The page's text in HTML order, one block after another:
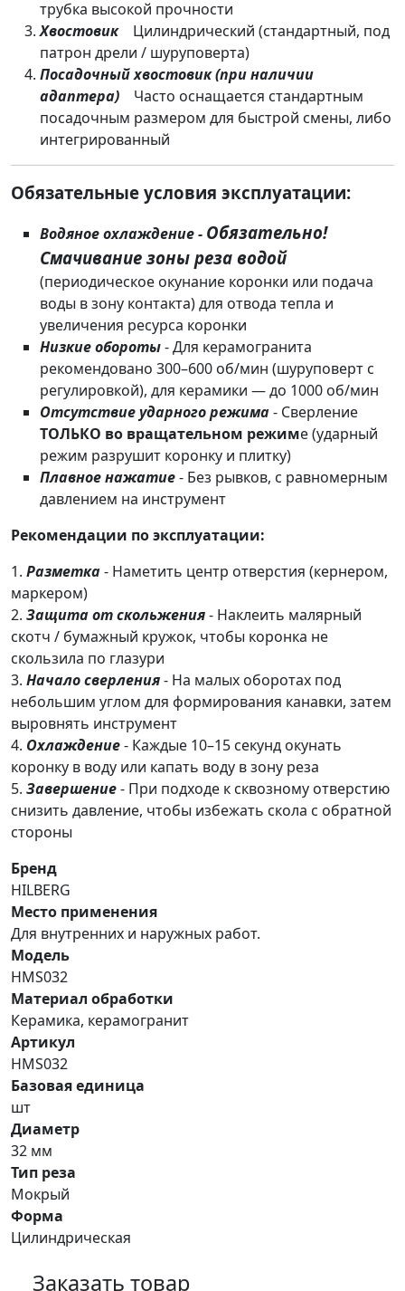
трубка высокой прочности
ХвостовикЦилиндрический (стандартный, под
патрон дрели / шуруповерта)
Посадочный хвостовик (при наличии
адаптера) Часто оснащается стандартным
посадочным размером для быстрой смены, либо
интегрированный
Обязательные условия эксплуатации:
Водяное охлаждение - Обязательно!
Смачивание зоны реза водой
(периодическое окунание коронки или подача
воды в зону контакта) для отвода тепла и
увеличения ресурса коронки
Низкие обороты- Для керамогранита
рекомендовано 300–600 об/мин (шуруповерт с
регулировкой), для керамики — до 1000 об/мин
Отсутствие ударного режима- Сверление
ТОЛЬКО во вращательном режиме (ударный
режим разрушит коронку и плитку)
Плавное нажатие- Без рывков, с равномерным
давлением на инструмент
Рекомендации по эксплуатации:
1. Разметка- Наметить центр отверстия (кернером,
маркером)
2. Защита от скольжения- Наклеить малярный
скотч / бумажный кружок, чтобы коронка не
скользила по глазури
3. Начало сверления- На малых оборотах под
небольшим углом для формирования канавки, затем
выровнять инструмент
4. Охлаждение- Каждые 10–15 секунд окунать
коронку в воду или капать воду в зону реза
5. Завершение- При подходе к сквозному отверстию
снизить давление, чтобы избежать скола с обратной
стороны
Бренд
HILBERG
Место применения
Для внутренних и наружных работ.
Модель
HMS032
Материал обработки
Керамика, керамогранит
Артикул
HMS032
Базовая единица
шт
Диаметр
32 мм
Тип реза
Мокрый
Форма
Цилиндрическая
Заказать товар